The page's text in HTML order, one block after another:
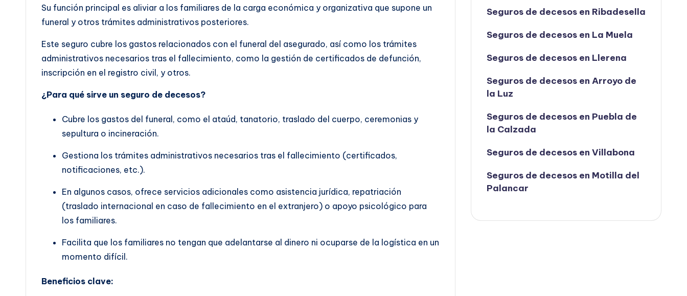
Su función principal es aliviar a los familiares de la carga económica y organizativa que supone un
funeral y otros trámites administrativos posteriores.
Este seguro cubre los gastos relacionados con el funeral del asegurado, así como los trámites
administrativos necesarios tras el fallecimiento, como la gestión de certificados de defunción,
inscripción en el registro civil, y otros.
¿Para qué sirve un seguro de decesos?
Cubre los gastos del funeral, como el ataúd, tanatorio, traslado del cuerpo, ceremonias y
sepultura o incineración.
Gestiona los trámites administrativos necesarios tras el fallecimiento (certificados,
notificaciones, etc.).
En algunos casos, ofrece servicios adicionales como asistencia jurídica, repatriación
(traslado internacional en caso de fallecimiento en el extranjero) o apoyo psicológico para
los familiares.
Facilita que los familiares no tengan que adelantarse al dinero ni ocuparse de la logística en un
momento difícil.
Beneficios clave:
Seguros de decesos en Ribadesella
Seguros de decesos en La Muela
Seguros de decesos en Llerena
Seguros de decesos en Arroyo de
la Luz
Seguros de decesos en Puebla de
la Calzada
Seguros de decesos en Villabona
Seguros de decesos en Motilla del
Palancar